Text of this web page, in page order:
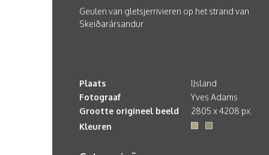
Geulen van gletsjerrivieren op het strand van
Skeiðarársandur
Plaats
IJsland
Fotograaf
Yves Adams
Grootte origineel beeld
2805 x 4208 px.
Kleuren